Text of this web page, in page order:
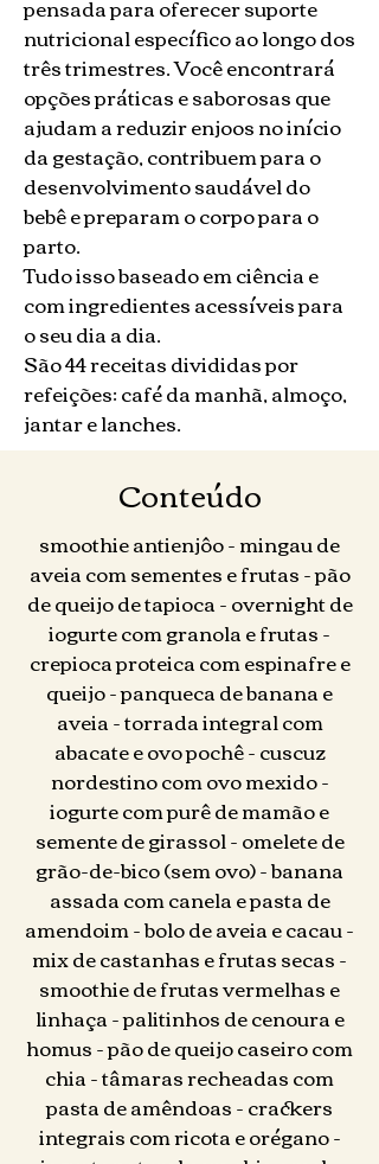
pensada para oferecer suporte
nutricional específico ao longo dos
três trimestres. Você encontrará
opções práticas e saborosas que
ajudam a reduzir enjoos no início
da gestação, contribuem para o
desenvolvimento saudável do
bebê e preparam o corpo para o
parto.
Tudo isso baseado em ciência e
com ingredientes acessíveis para
o seu dia a dia.
São 44 receitas divididas por
refeições: café da manhã, almoço,
jantar e lanches.​
Conteúdo
smoothie antienjôo - mingau de
aveia com sementes e frutas - pão
de queijo de tapioca - overnight de
iogurte com granola e frutas -
crepioca proteica com espinafre e
queijo - panqueca de banana e
aveia - torrada integral com
abacate e ovo pochê - cuscuz
nordestino com ovo mexido -
iogurte com purê de mamão e
semente de girassol - omelete de
grão-de-bico (sem ovo) - banana
assada com canela e pasta de
amendoim - bolo de aveia e cacau -
mix de castanhas e frutas secas -
smoothie de frutas vermelhas e
linhaça - palitinhos de cenoura e
homus - pão de queijo caseiro com
chia - tâmaras recheadas com
pasta de amêndoas - crackers
integrais com ricota e orégano -